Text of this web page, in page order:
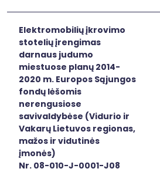
Elektromobilių įkrovimo
stotelių įrengimas
darnaus judumo
miestuose planų 2014-
2020 m. Europos Sąjungos
fondų lėšomis
nerengusiose
savivaldybėse (Vidurio ir
Vakarų Lietuvos regionas,
mažos ir vidutinės
įmonės)
Nr. 08-010-J-0001-J08